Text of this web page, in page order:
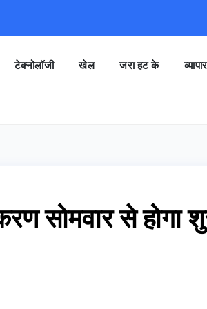
टेक्नोलॉजी खेल जरा हट के व्यापार
सोमवार से होगा